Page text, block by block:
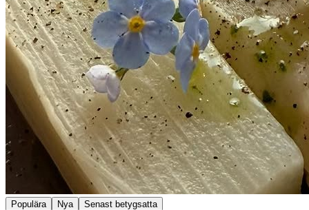
Populära Nya Senast betygsatta